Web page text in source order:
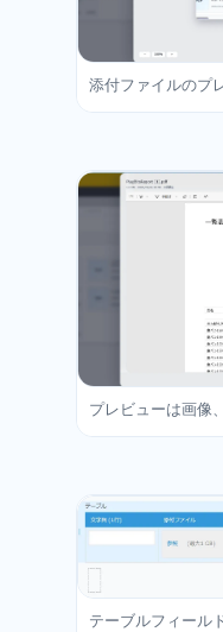
添付ファイルのプ
プレビューは画像
テーブルフィール